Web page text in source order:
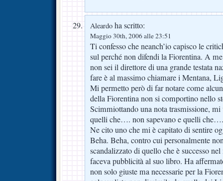
Aleardo ha scritto:
Maggio 30th, 2006 alle 23:51
Ti confesso che neanch’io capisco le
sul perché non difendi la Fiorentina. A
non sei il direttore di una grande testata
fare è al massimo chiamare i Mentana,
Mi permetto però di far notare come
della Fiorentina non si comportino nello
Scimmiottando una nota trasmissione,
quelli che…. non sapevano e quelli
Ne cito uno che mi è capitato di sentire
Beha. Beha, contro cui personalmente
scandalizzato di quello che è successo
faceva pubblicità al suo libro. Ha
non solo giuste ma necessarie per la